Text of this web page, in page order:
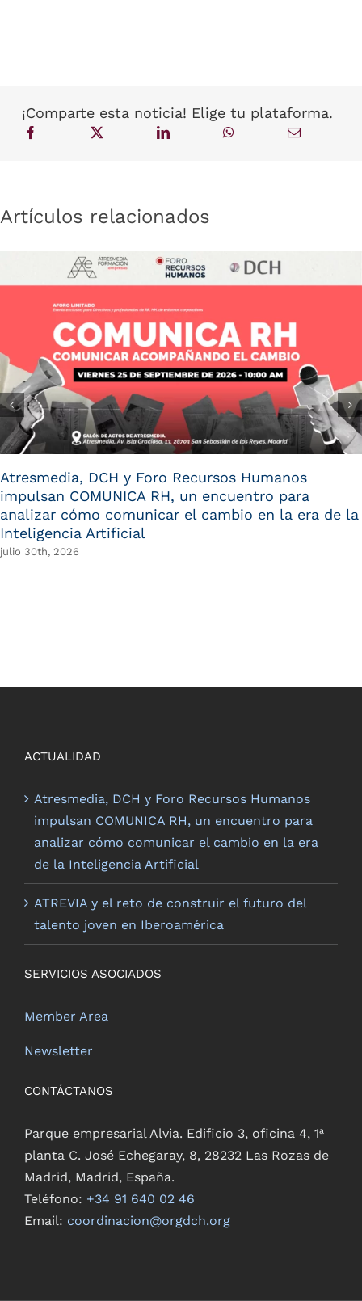
¡Comparte esta noticia! Elige tu plataforma.
Artículos relacionados
Atresmedia, DCH y Foro Recursos Humanos
impulsan COMUNICA RH, un encuentro para
analizar cómo comunicar el cambio en la era de la
Inteligencia Artificial
julio 30th, 2026
ACTUALIDAD
Atresmedia, DCH y Foro Recursos Humanos
impulsan COMUNICA RH, un encuentro para
analizar cómo comunicar el cambio en la era
de la Inteligencia Artificial
ATREVIA y el reto de construir el futuro del
talento joven en Iberoamérica
SERVICIOS ASOCIADOS
Member Area
Newsletter
CONTÁCTANOS
Parque empresarial Alvia. Edificio 3, oficina 4, 1ª
planta C. José Echegaray, 8, 28232 Las Rozas de
Madrid, Madrid, España.
Teléfono: +34 91 640 02 46
Email: coordinacion@orgdch.org